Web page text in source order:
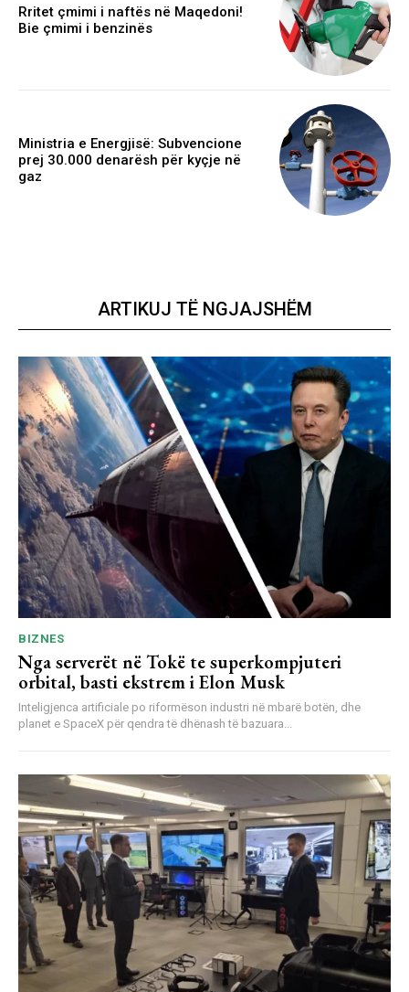
Rritet çmimi i naftës në Maqedoni!
Bie çmimi i benzinës
Ministria e Energjisë: Subvencione
prej 30.000 denarësh për kyçje në
gaz
ARTIKUJ TË NGJAJSHËM
BIZNES
Nga serverët në Tokë te superkompjuteri
orbital, basti ekstrem i Elon Musk
Inteligjenca artificiale po riformëson industri në mbarë botën, dhe
planet e SpaceX për qendra të dhënash të bazuara...